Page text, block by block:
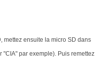
mettez ensuite la micro SD dans
"CIA" par exemple). Puis remettez